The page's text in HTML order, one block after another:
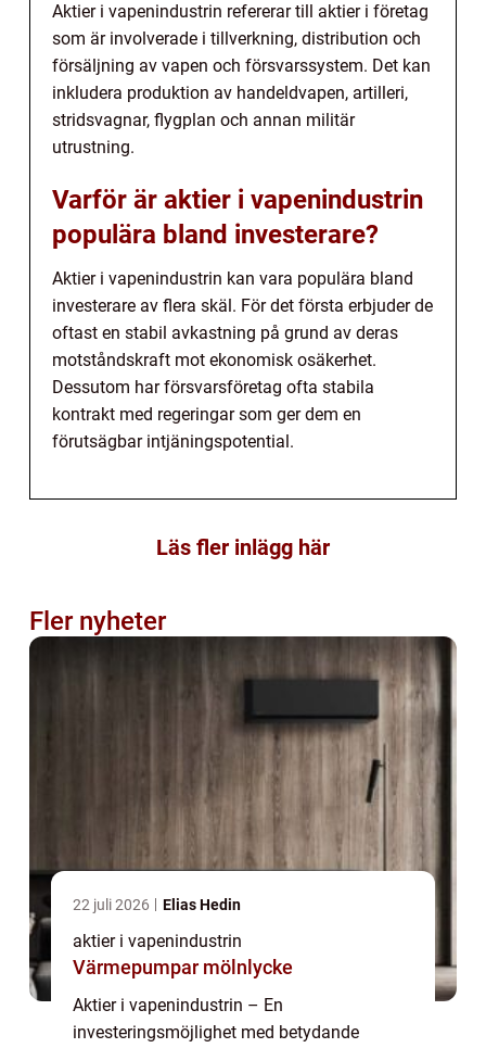
Aktier i vapenindustrin refererar till aktier i företag
som är involverade i tillverkning, distribution och
försäljning av vapen och försvarssystem. Det kan
inkludera produktion av handeldvapen, artilleri,
stridsvagnar, flygplan och annan militär
utrustning.
Varför är aktier i vapenindustrin
populära bland investerare?
Aktier i vapenindustrin kan vara populära bland
investerare av flera skäl. För det första erbjuder de
oftast en stabil avkastning på grund av deras
motståndskraft mot ekonomisk osäkerhet.
Dessutom har försvarsföretag ofta stabila
kontrakt med regeringar som ger dem en
förutsägbar intjäningspotential.
Läs fler inlägg här
Fler nyheter
22 juli 2026 Elias Hedin
aktier i vapenindustrin
Värmepumpar mölnlycke
Aktier i vapenindustrin – En
investeringsmöjlighet med betydande